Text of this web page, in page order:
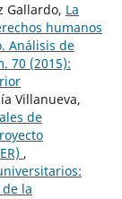
Gallardo, La
humanos
Análisis de
70 (2015):
Villanueva,
de
,
la